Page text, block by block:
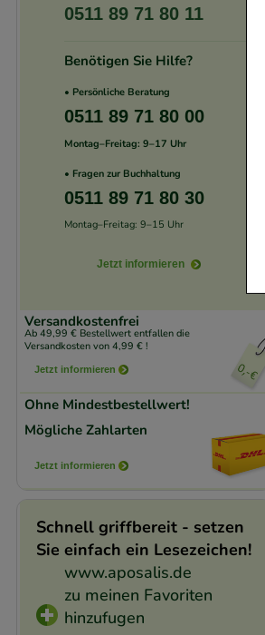
0511 89 71 80 11
Benötigen Sie Hilfe?
• Persönliche Beratung
0511 89 71 80 00
Montag–Freitag: 9–17 Uhr
• Fragen zur Buchhaltung
0511 89 71 80 30
Montag–Freitag: 9–15 Uhr
Jetzt informieren
Versandkostenfrei
Ab 49,99 € Bestellwert entfallen die
Versandkosten von 4,99 € !
Jetzt informieren
Ohne Mindestbestellwert!
Mögliche Zahlarten
Jetzt informieren
Schnell griffbereit - setzen
Sie einfach ein Lesezeichen!
www.aposalis.de
zu meinen Favoriten
hinzufugen